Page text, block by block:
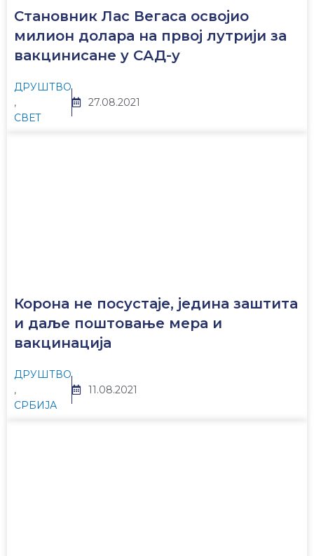
Становник Лас Вегаса освојио
милион долара на првој лутрији за
вакцинисане у САД-у
ДРУШТВО
,
СВЕТ
27.08.2021
Корона не посустаје, једина заштита
и даље поштовање мера и
вакцинација
ДРУШТВО
,
СРБИЈА
11.08.2021